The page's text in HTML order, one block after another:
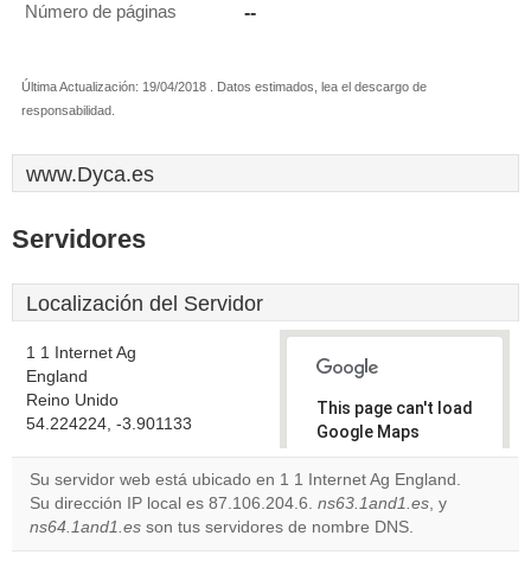
Número de páginas --
Última Actualización: 19/04/2018 . Datos estimados, lea el descargo de
responsabilidad.
www.Dyca.es
Servidores
Localización del Servidor
1 1 Internet Ag
England
Reino Unido
54.224224, -3.901133
This page can't load
Google Maps
correctly.
Do you
own this
Su servidor web está ubicado en 1 1 Internet Ag England.
Su dirección IP local es 87.106.204.6. ns63.1and1.es, y
ns64.1and1.es son tus servidores de nombre DNS.